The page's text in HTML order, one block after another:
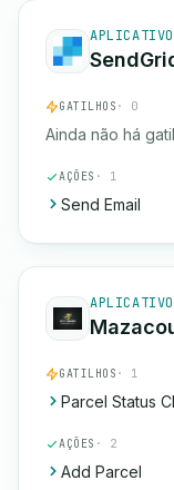
APLICATIVO
GATILHOS · 0
Ainda não há
AÇÕES · 1
Send Email
APLICATIVO
GATILHOS · 1
Parcel Status
AÇÕES · 2
Add Parcel